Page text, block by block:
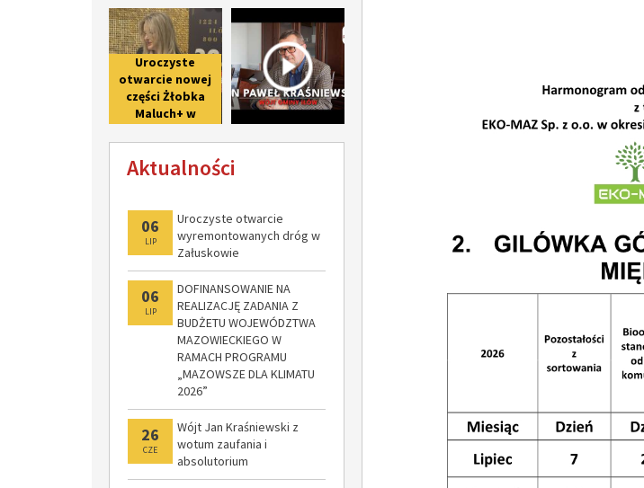
800-lecie pierwszej
wzmianki o Iłowie
Uroczyste
otwarcie nowej
części Żłobka
Maluch+ w
etapie
modernizacji
Aktualności
06
LIP
Uroczyste otwarcie
wyremontowanych dróg w
Załuskowie
06
LIP
DOFINANSOWANIE NA
REALIZACJĘ ZADANIA Z
BUDŻETU WOJEWÓDZTWA
MAZOWIECKIEGO W
RAMACH PROGRAMU
„MAZOWSZE DLA KLIMATU
2026”
26
CZE
Wójt Jan Kraśniewski z
wotum zaufania i
absolutorium